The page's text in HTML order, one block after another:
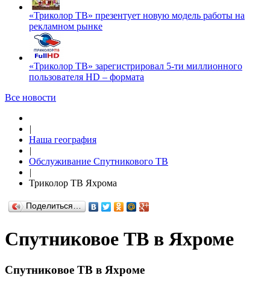
«Триколор ТВ» презентует новую модель работы на
рекламном рынке
«Триколор ТВ» зарегистрировал 5-ти миллионного
пользователя HD – формата
Все новости
|
Наша география
|
Обслуживание Спутникового ТВ
|
Триколор ТВ Яхрома
Поделиться…
Спутниковое ТВ в Яхроме
Спутниковое ТВ в Яхроме